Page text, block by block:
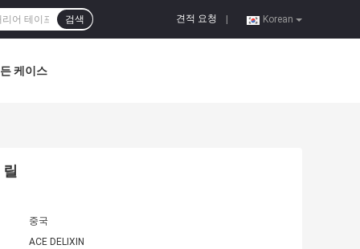
Korean
견적 요청
검색
케이스
중국
ACE DELIXIN